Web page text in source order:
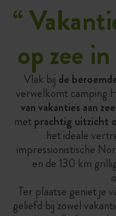
“
op zee
Vlak bij de
verwelkomt camping
van vakanties aan zee
metprachtig uitzicht
het ideale
impressionistische
en de 130 km
Ter plaatse geniet je
geliefd bij zowel